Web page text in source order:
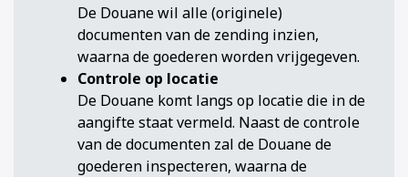
De Douane wil alle (originele)
documenten van de zending inzien,
waarna de goederen worden vrijgegeven.
Controle op locatie
De Douane komt langs op locatie die in de
aangifte staat vermeld. Naast de controle
van de documenten zal de Douane de
goederen inspecteren, waarna de